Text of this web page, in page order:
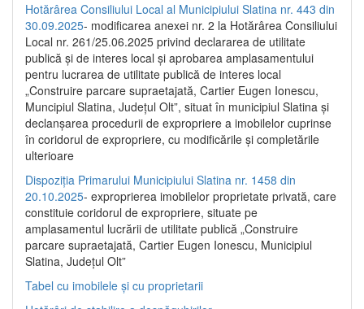
Hotărârea Consiliului Local al Municipiului Slatina nr. 443 din
30.09.2025- modificarea anexei nr. 2 la Hotărârea Consiliului
Local nr. 261/25.06.2025 privind declararea de utilitate
publică şi de interes local şi aprobarea amplasamentului
pentru lucrarea de utilitate publică de interes local
„Construire parcare supraetajată, Cartier Eugen Ionescu,
Muncipiul Slatina, Judeţul Olt”, situat în municipiul Slatina şi
declanşarea procedurii de expropriere a imobilelor cuprinse
în coridorul de expropriere, cu modificările şi completările
ulterioare
Dispoziția Primarului Municipiului Slatina nr. 1458 din
20.10.2025- exproprierea imobilelor proprietate privată, care
constituie coridorul de expropriere, situate pe
amplasamentul lucrării de utilitate publică „Construire
parcare supraetajată, Cartier Eugen Ionescu, Municipiul
Slatina, Județul Olt”
Tabel cu imobilele și cu proprietarii